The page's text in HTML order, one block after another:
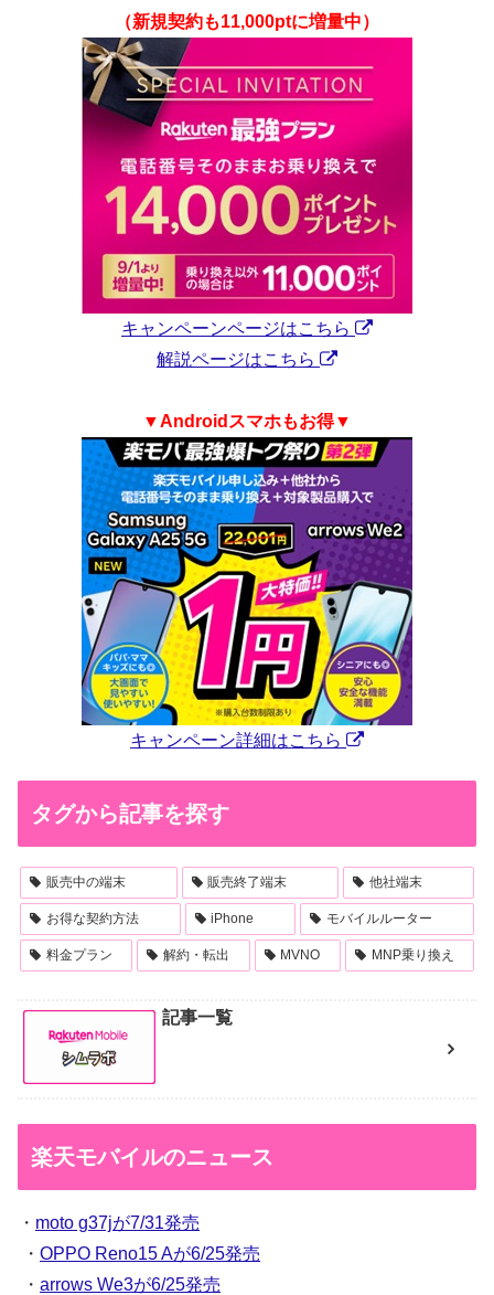
（新規契約も11,000ptに増量中）
キャンペーンページはこちら
解説ページはこちら
▼Androidスマホもお得▼
キャンペーン詳細はこちら
タグから記事を探す
販売中の端末 販売終了端末 他社端末
お得な契約方法 iPhone モバイルルーター
料金プラン 解約・転出 MVNO MNP乗り換え
記事一覧
楽天モバイルのニュース
・ moto g37jが7/31発売
・ OPPO Reno15 Aが6/25発売
・ arrows We3が6/25発売